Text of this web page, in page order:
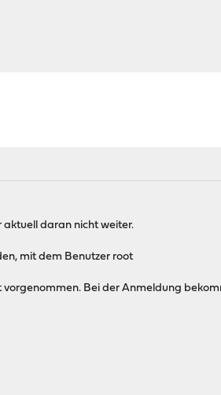
daran nicht weiter.
mit dem Benutzer root
Bei der Anmeldung